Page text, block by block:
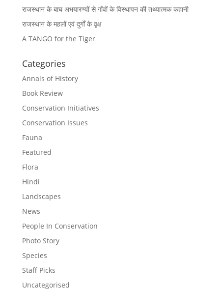
राजस्थान के बाघ अभयारण्यों से गाँवों के विस्थापन की तथ्यात्मक कहानी
राजस्थान के महलों एवं दुर्गों के वृक्ष
A TANGO for the Tiger
Categories
Annals of History
Book Review
Conservation Initiatives
Conservation Issues
Fauna
Featured
Flora
Hindi
Landscapes
News
People In Conservation
Photo Story
Species
Staff Picks
Uncategorised